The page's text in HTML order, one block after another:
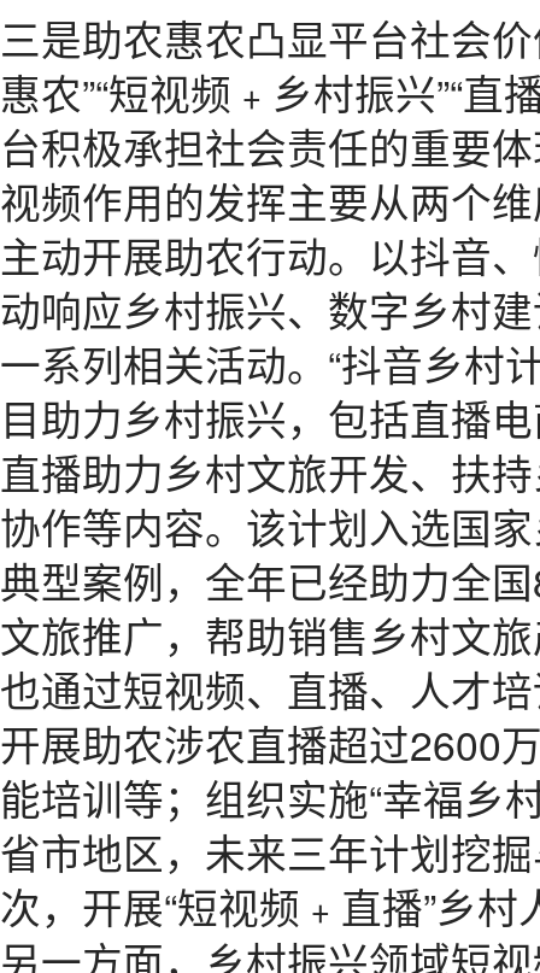
三是助农惠农凸显平台社会
惠农”“短视频﹢乡村振兴”“
台积极承担社会责任的重要
视频作用的发挥主要从两个
主动开展助农行动。以抖音
动响应乡村振兴、数字乡村
一系列相关活动。“抖音乡村
目助力乡村振兴，包括直播
直播助力乡村文旅开发、扶
协作等内容。该计划入选国
典型案例，全年已经助力全
文旅推广，帮助销售乡村文
也通过短视频、直播、人才
开展助农涉农直播超过2600
能培训等；组织实施“幸福乡
省市地区，未来三年计划挖
次，开展“短视频﹢直播”乡
另一方面，乡村振兴领域短